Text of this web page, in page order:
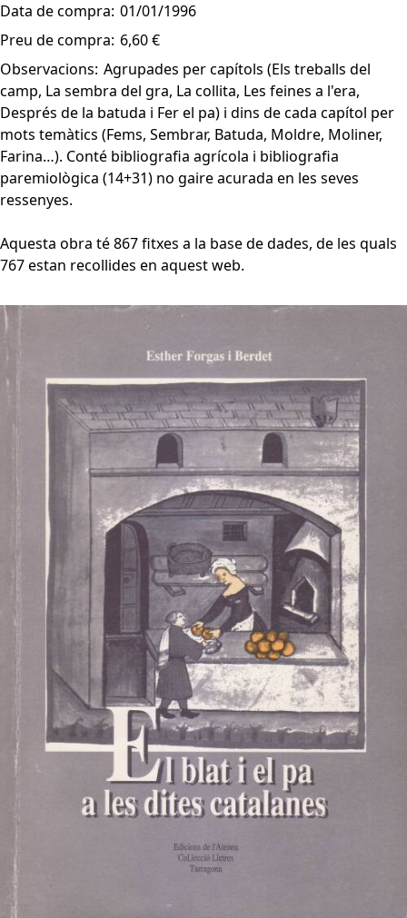
Data de compra: 01/01/1996
Preu de compra: 6,60 €
Observacions: Agrupades per capítols (Els treballs del
camp, La sembra del gra, La collita, Les feines a l'era,
Després de la batuda i Fer el pa) i dins de cada capítol per
mots temàtics (Fems, Sembrar, Batuda, Moldre, Moliner,
Farina…). Conté bibliografia agrícola i bibliografia
paremiològica (14+31) no gaire acurada en les seves
ressenyes.
Aquesta obra té 867 fitxes a la base de dades, de les quals
767 estan recollides en aquest web.